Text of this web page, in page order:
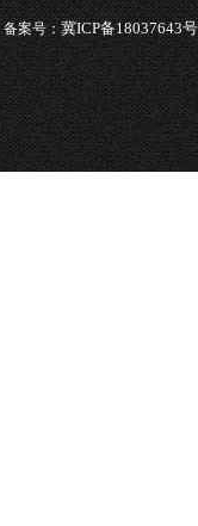
备案号：冀ICP备18037643